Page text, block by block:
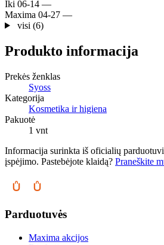
Iki 06-14 —
Maxima 04-27 —
visi (6)
Produkto informacija
Prekės ženklas
Syoss
Kategorija
Kosmetika ir higiena
Pakuotė
1 vnt
Informacija surinkta iš oficialių
įspėjimo. Pastebėjote klaidą? Praneškite
Parduotuvės
Maxima akcijos